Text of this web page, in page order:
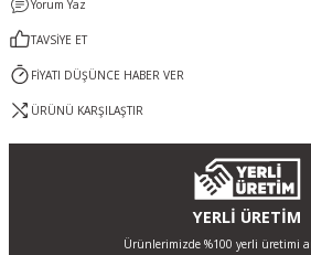
Yorum Yaz
TAVSİYE ET
FİYATI DÜŞÜNCE HABER VER
ÜRÜNÜ KARŞILAŞTIR
YERLİ ÜRETİM
Ürünlerimizde %100 yerli üretimi